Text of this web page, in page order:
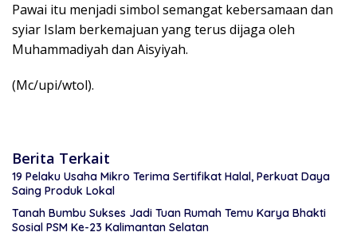
Pawai itu menjadi simbol semangat kebersamaan dan
syiar Islam berkemajuan yang terus dijaga oleh
Muhammadiyah dan Aisyiyah.
(Mc/upi/wtol).
Berita Terkait
19 Pelaku Usaha Mikro Terima Sertifikat Halal, Perkuat Daya
Saing Produk Lokal
Tanah Bumbu Sukses Jadi Tuan Rumah Temu Karya Bhakti
Sosial PSM Ke-23 Kalimantan Selatan